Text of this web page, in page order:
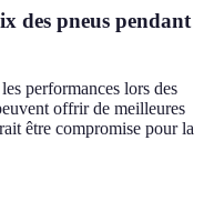
des pneus pendant
performances lors des
offrir de meilleures
être compromise pour la